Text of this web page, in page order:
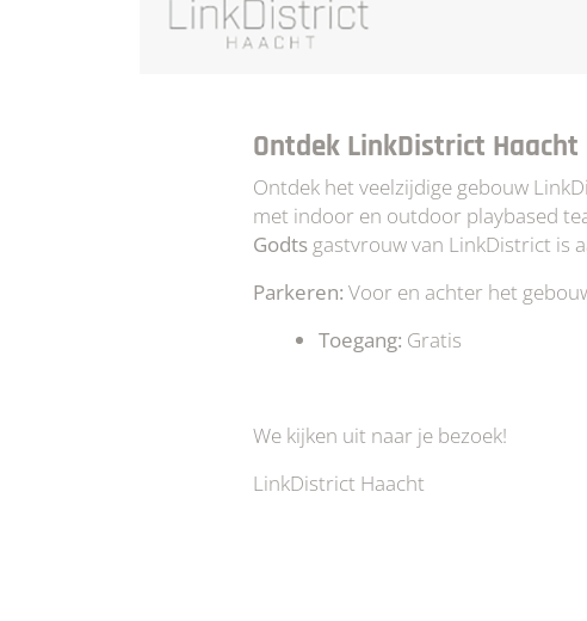
Ontdek LinkDistrict Haacht
Ontdek het veelzijdige gebouw
met indoor en outdoor playbased
Godts gastvrouw van LinkDistrict is
Parkeren: Voor en achter het
Toegang: Gratis
We kijken uit naar je bezoek!
LinkDistrict Haacht